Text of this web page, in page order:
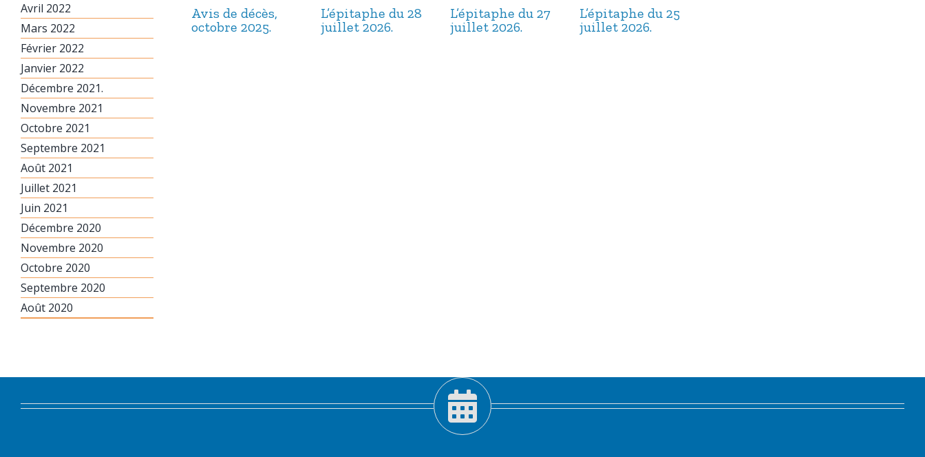
Avis de décès,
octobre 2025.
L’épitaphe du 28
juillet 2026.
L’épitaphe du 27
juillet 2026.
L’épitaphe du 25
juillet 2026.
Avril 2022
Mars 2022
Février 2022
Janvier 2022
Décembre 2021.
Novembre 2021
Octobre 2021
Septembre 2021
Août 2021
Juillet 2021
Juin 2021
Décembre 2020
Novembre 2020
Octobre 2020
Septembre 2020
Août 2020